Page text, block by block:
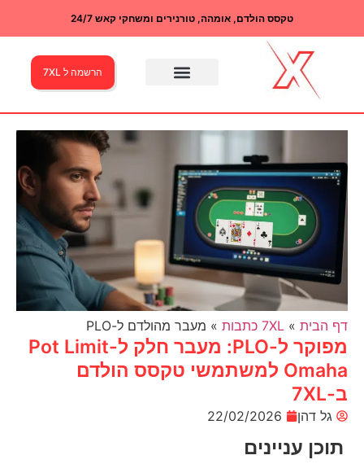
טקסס הולדם, אומהה, טורנירים ומשחקי קאש 24/7
הרשמה ל 7XL
דף הבית » 7XL כתבות » מעבר מהולדם ל-PLO
מפוקר ל-PLO: מעבר חלק ל-Pot Limit
Omaha למשתמשי טקסס הולדם
ב-7XL
גל דהן 22/02/2026
תוכן עניינים